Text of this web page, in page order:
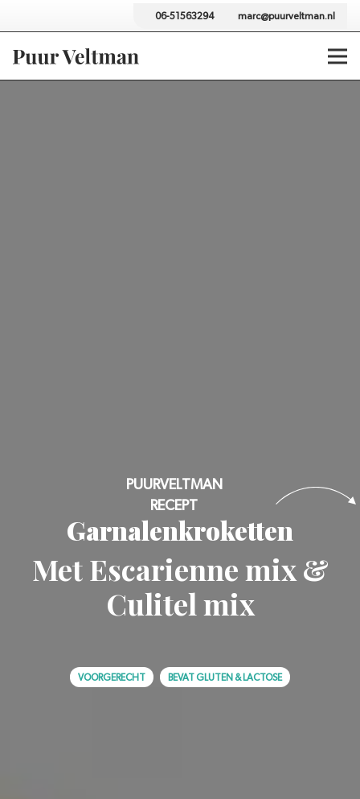
06-51563294 marc@puurveltman.nl
PUURVELTMAN
RECEPT
Garnalenkroketten
Met Escarienne mix &
Culitel mix
VOORGERECHT BEVAT GLUTEN & LACTOSE